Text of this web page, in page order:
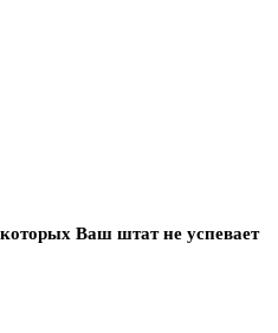
Ваш штат не успевает